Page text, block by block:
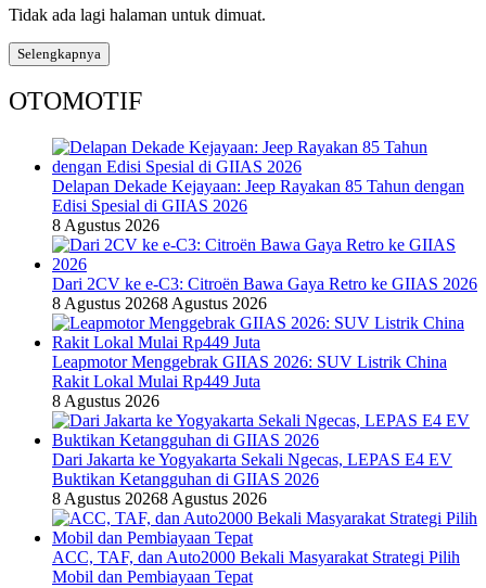
Tidak ada lagi halaman untuk dimuat.
Selengkapnya
OTOMOTIF
Delapan Dekade Kejayaan: Jeep Rayakan 85 Tahun dengan
Edisi Spesial di GIIAS 2026
8 Agustus 2026
Dari 2CV ke e-C3: Citroën Bawa Gaya Retro ke GIIAS 2026
8 Agustus 20268 Agustus 2026
Leapmotor Menggebrak GIIAS 2026: SUV Listrik China
Rakit Lokal Mulai Rp449 Juta
8 Agustus 2026
Dari Jakarta ke Yogyakarta Sekali Ngecas, LEPAS E4 EV
Buktikan Ketangguhan di GIIAS 2026
8 Agustus 20268 Agustus 2026
ACC, TAF, dan Auto2000 Bekali Masyarakat Strategi Pilih
Mobil dan Pembiayaan Tepat